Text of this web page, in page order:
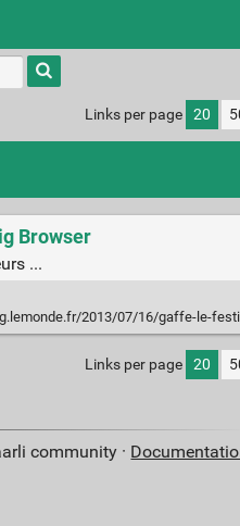
Type 1 or
more
characters
results.
Links per page 20
Browser
...
07/16/gaffe-le-festival-de-jazz-de-montreux-utilise-limage-
Links per page 20
community ·